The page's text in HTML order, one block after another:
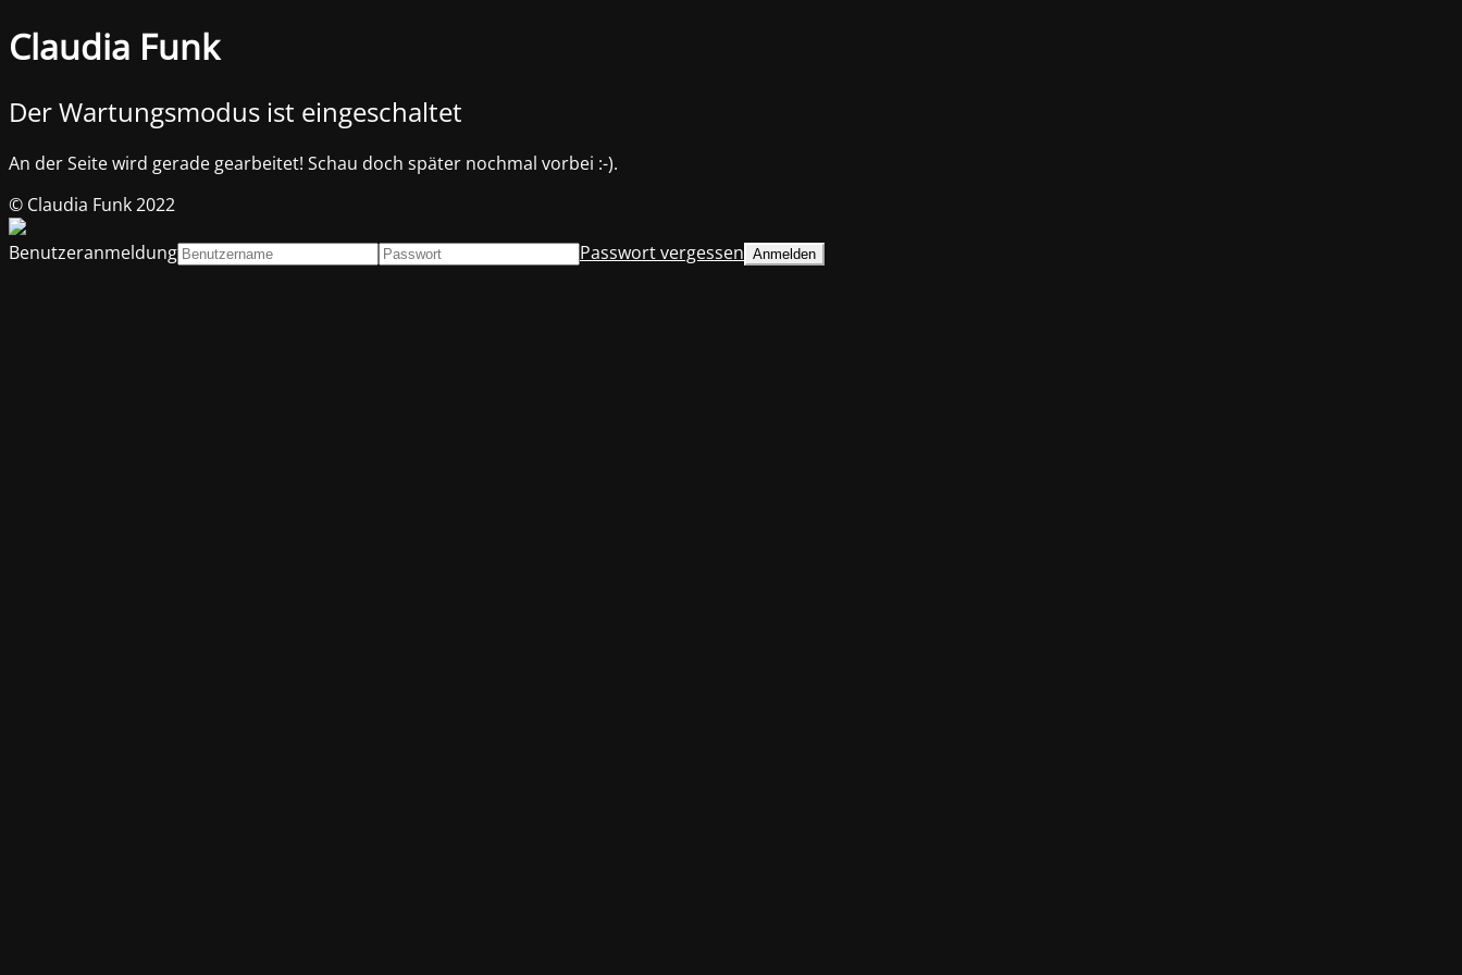
Claudia Funk
Der Wartungsmodus ist eingeschaltet
An der Seite wird gerade gearbeitet! Schau doch später nochmal vorbei :-).
© Claudia Funk 2022
Benutzeranmeldung
Passwort vergessen